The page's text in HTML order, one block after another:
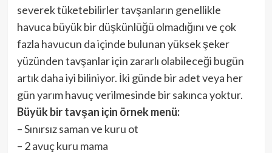
severek tüketebilirler tavşanların genellikle
havuca büyük bir düşkünlüğü olmadığını ve çok
fazla havucun da içinde bulunan yüksek şeker
yüzünden tavşanlar için zararlı olabileceği bugün
artık daha iyi biliniyor. İki günde bir adet veya her
gün yarım havuç verilmesinde bir sakınca yoktur.
Büyük bir tavşan için örnek menü:
– Sınırsız saman ve kuru ot
– 2 avuç kuru mama